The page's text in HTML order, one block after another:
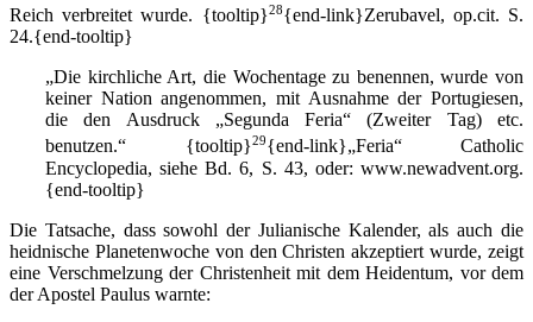
Reich verbreitet wurde. {tooltip}28{end-link}Zerubavel, op.cit. S.
24.{end-tooltip}
„Die kirchliche Art, die Wochentage zu benennen, wurde von
keiner Nation angenommen, mit Ausnahme der Portugiesen,
die den Ausdruck „Segunda Feria“ (Zweiter Tag) etc.
benutzen.“ {tooltip}29{end-link}„Feria“ Catholic
Encyclopedia, siehe Bd. 6, S. 43, oder: www.newadvent.org.
{end-tooltip}
Die Tatsache, dass sowohl der Julianische Kalender, als auch die
heidnische Planetenwoche von den Christen akzeptiert wurde, zeigt
eine Verschmelzung der Christenheit mit dem Heidentum, vor dem
der Apostel Paulus warnte: